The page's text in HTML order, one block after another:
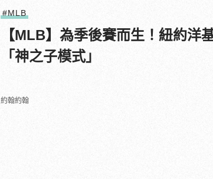
#MLB
【MLB】為季後賽而生！紐約洋
「神之子模式」
約翰約翰